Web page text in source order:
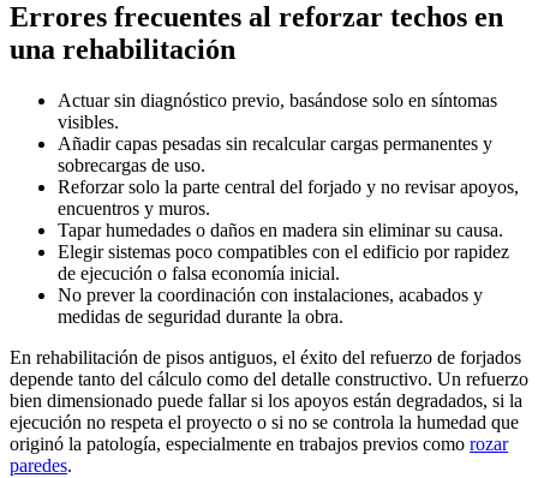
Errores frecuentes al reforzar techos en
una rehabilitación
Actuar sin diagnóstico previo, basándose solo en síntomas
visibles.
Añadir capas pesadas sin recalcular cargas permanentes y
sobrecargas de uso.
Reforzar solo la parte central del forjado y no revisar apoyos,
encuentros y muros.
Tapar humedades o daños en madera sin eliminar su causa.
Elegir sistemas poco compatibles con el edificio por rapidez
de ejecución o falsa economía inicial.
No prever la coordinación con instalaciones, acabados y
medidas de seguridad durante la obra.
En rehabilitación de pisos antiguos, el éxito del refuerzo de forjados
depende tanto del cálculo como del detalle constructivo. Un refuerzo
bien dimensionado puede fallar si los apoyos están degradados, si la
ejecución no respeta el proyecto o si no se controla la humedad que
originó la patología, especialmente en trabajos previos como rozar
paredes.